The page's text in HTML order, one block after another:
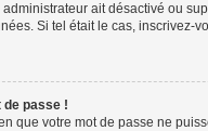
administrateur ait désactivé ou
Si tel était le cas, inscrivez-
de passe !
que votre mot de passe ne